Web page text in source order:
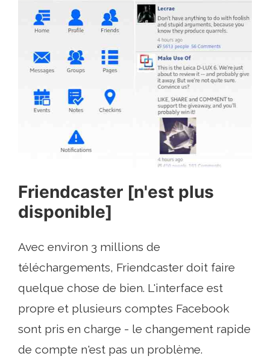
Friendcaster [n'est plus
disponible]
Avec environ 3 millions de
téléchargements, Friendcaster doit faire
quelque chose de bien. L'interface est
propre et plusieurs comptes Facebook
sont pris en charge - le changement rapide
de compte n'est pas un problème.